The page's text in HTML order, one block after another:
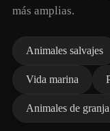
más amplias.
Animales salvajes
Vida marina
Animales de granja